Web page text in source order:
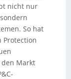
nicht nur
So hat
Protection
Markt